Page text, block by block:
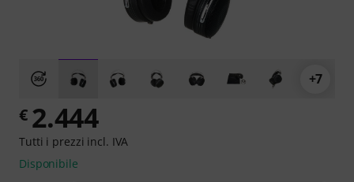
+7
€ 2.444
Tutti i prezzi incl. IVA
Disponibile